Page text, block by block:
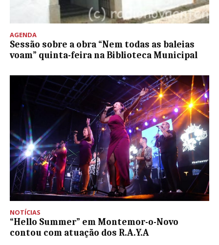
AGENDA
Sessão sobre a obra “Nem todas as baleias
voam” quinta-feira na Biblioteca Municipal
NOTÍCIAS
“Hello Summer” em Montemor-o-Novo
contou com atuação dos R.A.Y.A